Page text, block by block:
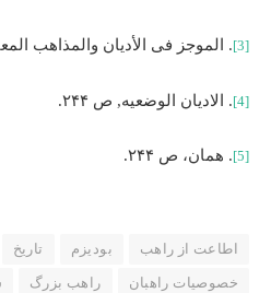
[3]. الموجز فی الأدیان والمذاهب
[4]. الادیان الوضعیه, ص ۲۴۴.
[5]. همان، ص ۲۴۴.
اطاعت از راهب بودیزم تاریخ
خصوصیات راهبان
راهب بزرگ